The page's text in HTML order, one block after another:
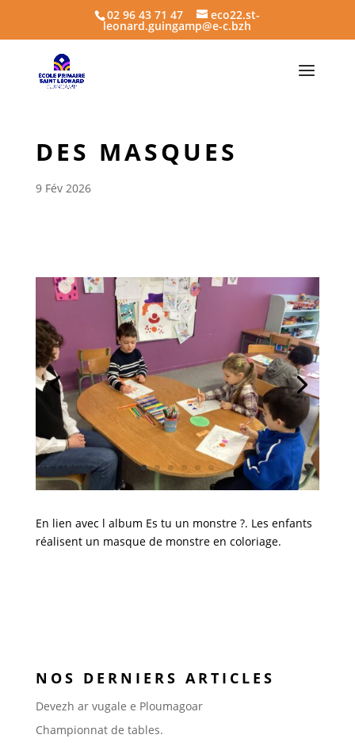
02 96 43 71 47 eco22.st-
leonard.guingamp@e-c.bzh
DES MASQUES
9 Fév 2026
En lien avec l album Es tu un monstre ?. Les enfants
réalisent un masque de monstre en coloriage.
NOS DERNIERS ARTICLES
Devezh ar vugale e Ploumagoar
Championnat de tables.